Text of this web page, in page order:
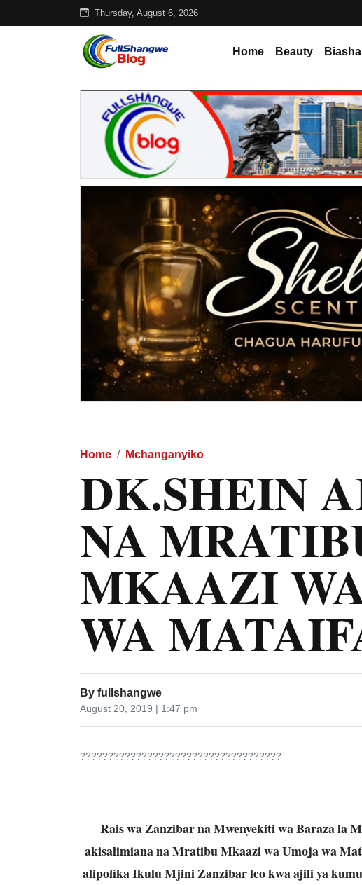
Thursday, August 6, 2026
Home Beauty
Home Mchanganyiko
DK.SHEIN
NA
MKAAZI
WA
By fullshangwe
August 20, 2019 | 1:47 pm
????????????????????????????????????
Rais wa Zanzibar na Mwenyekiti wa Baraza la
akisalimiana na Mratibu Mkaazi wa Umoja wa
alipofika Ikulu Mjini Zanzibar leo kwa ajili ya